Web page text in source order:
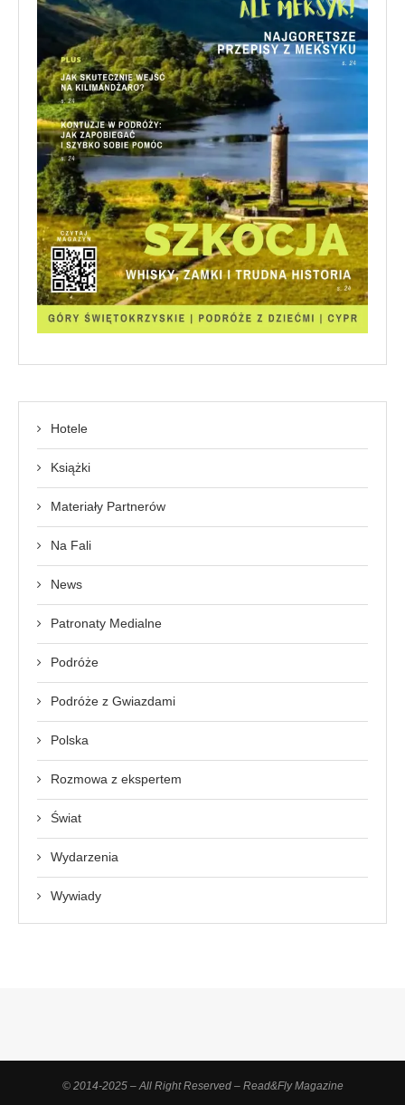
Hotele
Książki
Materiały Partnerów
Na Fali
News
Patronaty Medialne
Podróże
Podróże z Gwiazdami
Polska
Rozmowa z ekspertem
Świat
Wydarzenia
Wywiady
© 2014-2025 – All Right Reserved – Read&Fly Magazine